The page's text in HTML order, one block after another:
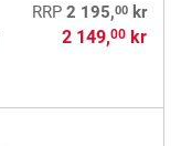
RRP 2 195,00kr
2 149,00kr